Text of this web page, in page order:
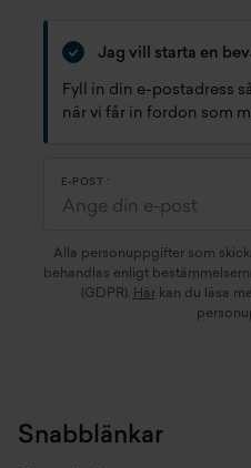
Jag vill starta en
Fyll in din e-postadress
när vi får in fordon som
E-POST
Alla personuppgifter som
behandlas enligt
(GDPR). Härkan du läsa
Snabblänkar